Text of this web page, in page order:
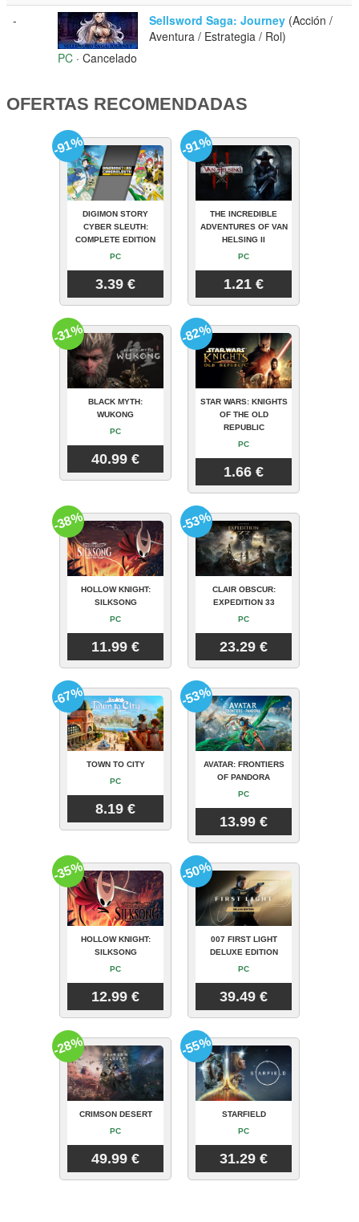
- Sellsword Saga: Journey (Acción /
Aventura / Estrategia / Rol)
PC · Cancelado
OFERTAS RECOMENDADAS
DIGIMON STORY
CYBER SLEUTH:
COMPLETE EDITION
PC
3.39 €
-91%
THE INCREDIBLE
ADVENTURES OF VAN
HELSING II
PC
1.21 €
-91%
BLACK MYTH:
WUKONG
PC
40.99 €
-31%
STAR WARS: KNIGHTS
OF THE OLD
REPUBLIC
PC
1.66 €
-82%
HOLLOW KNIGHT:
SILKSONG
PC
11.99 €
-38%
CLAIR OBSCUR:
EXPEDITION 33
PC
23.29 €
-53%
TOWN TO CITY
PC
8.19 €
-67%
AVATAR: FRONTIERS
OF PANDORA
PC
13.99 €
-53%
HOLLOW KNIGHT:
SILKSONG
PC
12.99 €
-35%
007 FIRST LIGHT
DELUXE EDITION
PC
39.49 €
-50%
CRIMSON DESERT
PC
49.99 €
-28%
STARFIELD
PC
31.29 €
-55%